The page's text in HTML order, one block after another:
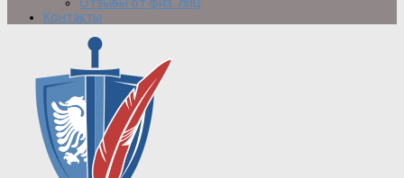
Отзывы от физ. лиц
Контакты